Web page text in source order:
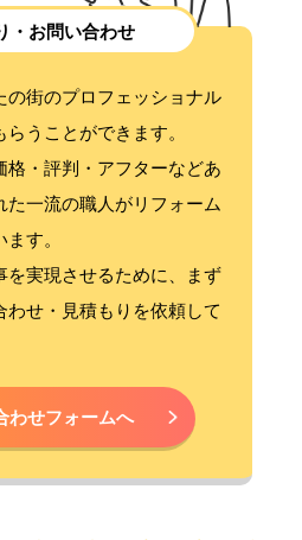
・お問い合わせ
の街のプロフェッショナル
うことができます。
格・評判・アフターなどあ
た一流の職人がリフォーム
す。
を実現させるために、まず
わせ・見積もりを依頼して
わせフォームへ